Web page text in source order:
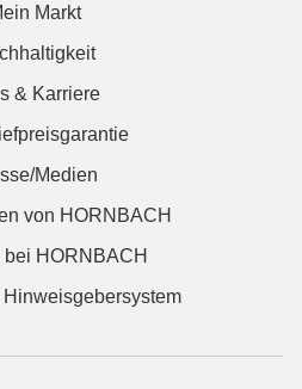
Markt
& Karriere
Medien
von HORNBACH
HORNBACH